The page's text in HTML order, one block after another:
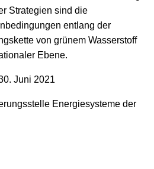
Strategien sind die
entlang der
von grünem Wasserstoff
Ebene.
Juni 2021
Energiesysteme der